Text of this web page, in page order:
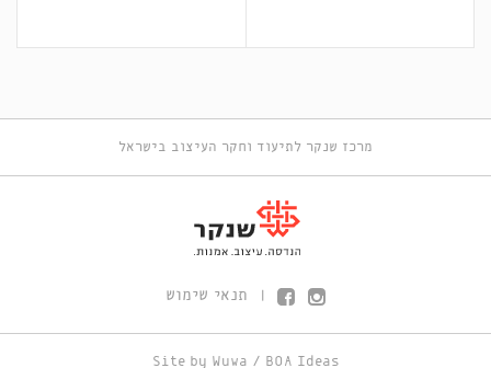
מרכז שנקר לתיעוד וחקר העיצוב בישראל
תנאי שימוש
Site by Wuwa / BOA Ideas